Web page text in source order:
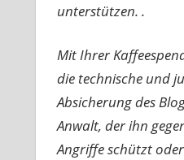
unterstützen. .
Mit Ihrer
die technische und
Absicherung des
Anwalt, der ihn
Angriffe schützt